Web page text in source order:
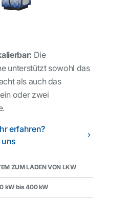
Die
unterstützt sowohl das
als auch das
oder zwei
erfahren?
uns
ZUM LADEN VON LKW
kW bis 400 kW